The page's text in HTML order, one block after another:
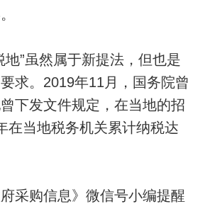
地”虽然属于新提法，但也是
求。2019年11月，国务院曾
下发文件规定，在当地的招
在当地税务机关累计纳税达
采购信息》微信号小编提醒